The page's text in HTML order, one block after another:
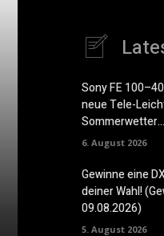
Sony FE
neue Tele-
Sommerwetter…
6. August 2026
Gewinne eine
deiner Wahl!
09.08.2026)
5. August 2026